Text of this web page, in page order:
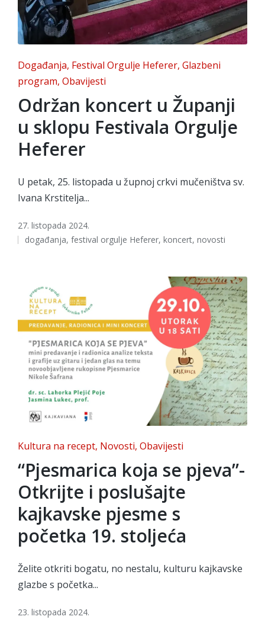
Posted
in
Događanja Festival Orgulje Heferer Glazbeni
program Obavijesti
Održan koncert u Županji
u sklopu Festivala Orgulje
Heferer
U petak, 25. listopada u župnoj crkvi mučeništva sv.
Ivana Krstitelja...
27. listopada 2024.
Tags:
događanja, festival orgulje Heferer, koncert, novosti
Posted
in
Kultura na recept Novosti Obavijesti
“Pjesmarica koja se pjeva”-
Otkrijte i poslušajte
kajkavske pjesme s
početka 19. stoljeća
Želite otkriti bogatu, no nestalu, kulturu kajkavske
glazbe s početka...
23. listopada 2024.